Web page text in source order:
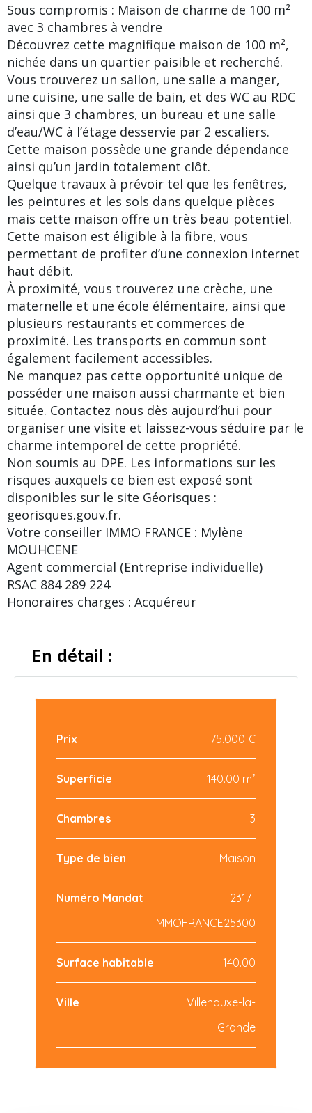
Sous compromis : Maison de charme de 100 m²
avec 3 chambres à vendre
Découvrez cette magnifique maison de 100 m²,
nichée dans un quartier paisible et recherché.
Vous trouverez un sallon, une salle a manger,
une cuisine, une salle de bain, et des WC au RDC
ainsi que 3 chambres, un bureau et une salle
d’eau/WC à l’étage desservie par 2 escaliers.
Cette maison possède une grande dépendance
ainsi qu’un jardin totalement clôt.
Quelque travaux à prévoir tel que les fenêtres,
les peintures et les sols dans quelque pièces
mais cette maison offre un très beau potentiel.
Cette maison est éligible à la fibre, vous
permettant de profiter d’une connexion internet
haut débit.
À proximité, vous trouverez une crèche, une
maternelle et une école élémentaire, ainsi que
plusieurs restaurants et commerces de
proximité. Les transports en commun sont
également facilement accessibles.
Ne manquez pas cette opportunité unique de
posséder une maison aussi charmante et bien
située. Contactez nous dès aujourd’hui pour
organiser une visite et laissez-vous séduire par le
charme intemporel de cette propriété.
Non soumis au DPE. Les informations sur les
risques auxquels ce bien est exposé sont
disponibles sur le site Géorisques :
georisques.gouv.fr.
Votre conseiller IMMO FRANCE : Mylène
MOUHCENE
Agent commercial (Entreprise individuelle)
RSAC 884 289 224
Honoraires charges : Acquéreur
En détail :
Prix 75.000 €
Superficie 140.00 m²
Chambres 3
Type de bien Maison
Numéro Mandat
2317-
IMMOFRANCE25300
Surface habitable 140.00
Ville
Villenauxe-la-
Grande